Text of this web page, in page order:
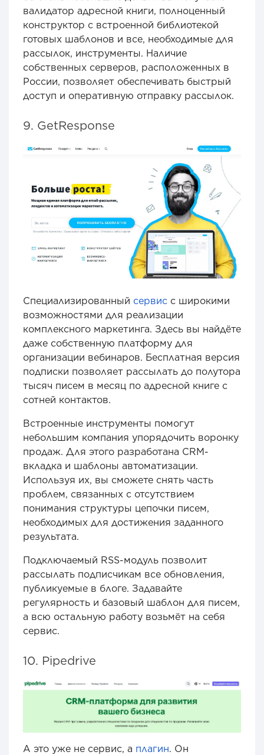
валидатор адресной книги, полноценный
конструктор с встроенной библиотекой
готовых шаблонов и все, необходимые для
рассылок, инструменты. Наличие
собственных серверов, расположенных в
России, позволяет обеспечивать быстрый
доступ и оперативную отправку рассылок.
9. GetResponse
Специализированный сервис с широкими
возможностями для реализации
комплексного маркетинга. Здесь вы найдёте
даже собственную платформу для
организации вебинаров. Бесплатная версия
подписки позволяет рассылать до полутора
тысяч писем в месяц по адресной книге с
сотней контактов.
Встроенные инструменты помогут
небольшим компания упорядочить воронку
продаж. Для этого разработана CRM-
вкладка и шаблоны автоматизации.
Используя их, вы сможете снять часть
проблем, связанных с отсутствием
понимания структуры цепочки писем,
необходимых для достижения заданного
результата.
Подключаемый RSS-модуль позволит
рассылать подписчикам все обновления,
публикуемые в блоге. Задавайте
регулярность и базовый шаблон для писем,
а всю остальную работу возьмёт на себя
сервис.
10. Pipedrive
А это уже не сервис, а плагин. Он